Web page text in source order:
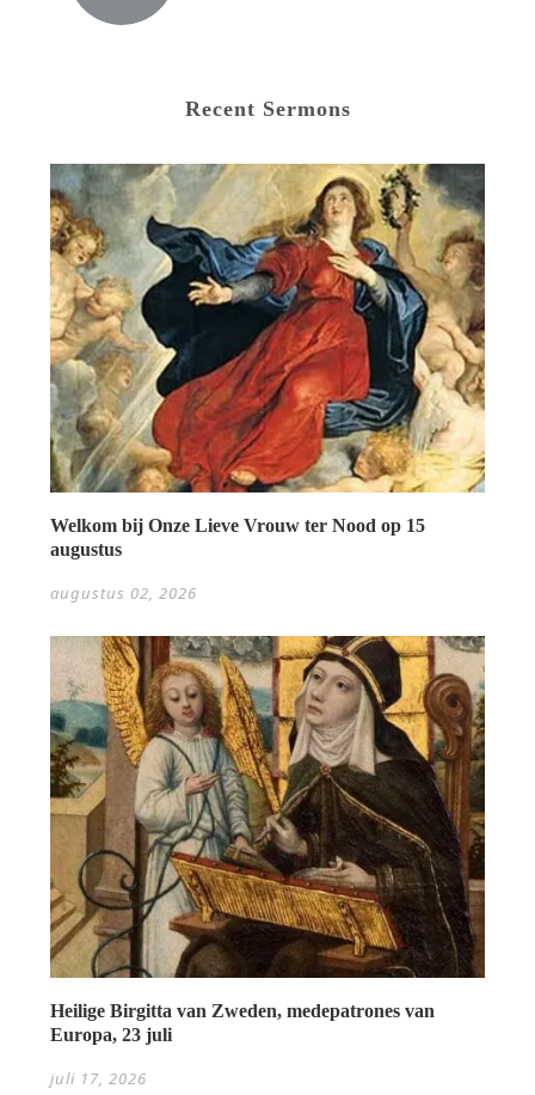
Recent Sermons
Welkom bij Onze Lieve Vrouw ter Nood op 15
augustus
augustus 02, 2026
Heilige Birgitta van Zweden, medepatrones van
Europa, 23 juli
juli 17, 2026